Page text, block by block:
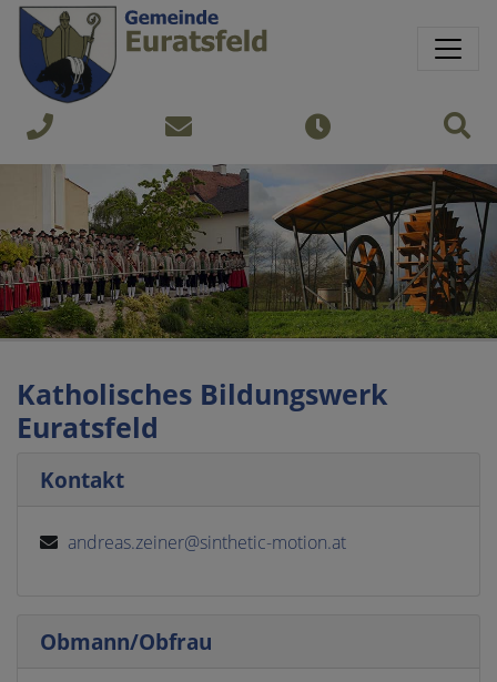
Sprungmarken
Springe direkt zu:
+43
7474
240
gemeinde@euratsfeld.gv.at
Öffnungszeiten
Katholisches Bildungswerk
Euratsfeld
Kontakt
andreas.zeiner@sinthetic-motion.at
Obmann/Obfrau